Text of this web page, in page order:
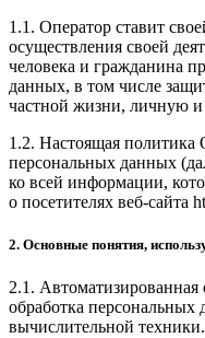
1.1. Оператор ставит
осуществления своей
человека и гражданина
данных, в том числе
частной жизни, личную
1.2. Настоящая политика
персональных данных
ко всей информации,
о посетителях веб-сайта
2. Основные понятия,
2.1.
обработка
вычислительной техники.